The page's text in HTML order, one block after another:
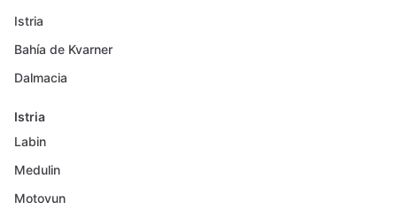
Istria
Bahía de Kvarner
Dalmacia
Istria
Labin
Medulin
Motovun